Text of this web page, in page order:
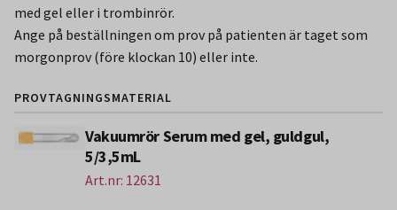
med gel eller i trombinrör.
Ange på beställningen om prov på patienten är taget som
morgonprov (före klockan 10) eller inte.
PROVTAGNINGSMATERIAL
Vakuumrör Serum med gel, guldgul,
5/3,5mL
Art.nr: 12631